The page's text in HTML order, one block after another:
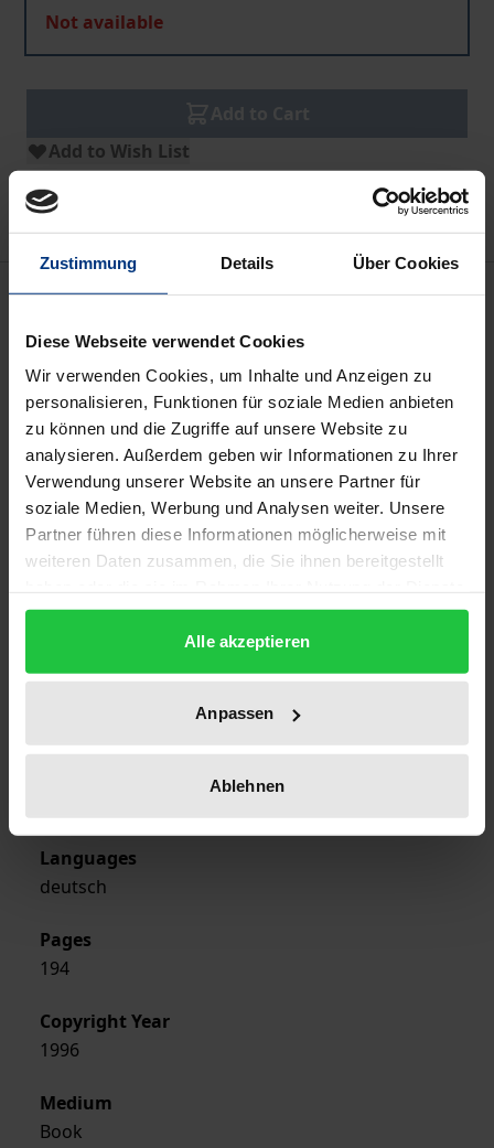
Zustimmung Details Über Cookies
Diese Webseite verwendet Cookies
Wir verwenden Cookies, um Inhalte und Anzeigen zu
personalisieren, Funktionen für soziale Medien anbieten
zu können und die Zugriffe auf unsere Website zu
analysieren. Außerdem geben wir Informationen zu Ihrer
Verwendung unserer Website an unsere Partner für
soziale Medien, Werbung und Analysen weiter. Unsere
Partner führen diese Informationen möglicherweise mit
weiteren Daten zusammen, die Sie ihnen bereitgestellt
gesammelt haben.
Alle akzeptieren
Anpassen
Ablehnen
Not available
Add to Wish List
Delivery cost notice
Bibliographical data
Edition
1
ISBN
978-3-928034-88-3
Publication Date
Jan 1, 1996
Year of Publication
Languages
deutsch
Pages
194
Copyright Year
1996
Medium
Book